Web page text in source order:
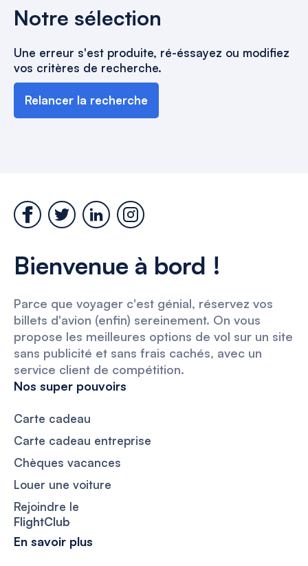
Notre sélection
Une erreur s'est produite, ré-éssayez ou modifiez
vos critères de recherche.
Relancer la recherche
Bienvenue à bord !
Parce que voyager c'est génial, réservez vos
billets d'avion (enfin) sereinement. On vous
propose les meilleures options de vol sur un site
sans publicité et sans frais cachés, avec un
service client de compétition.
Nos super pouvoirs
Carte cadeau
Carte cadeau entreprise
Chèques vacances
Louer une voiture
Rejoindre le
FlightClub
En savoir plus